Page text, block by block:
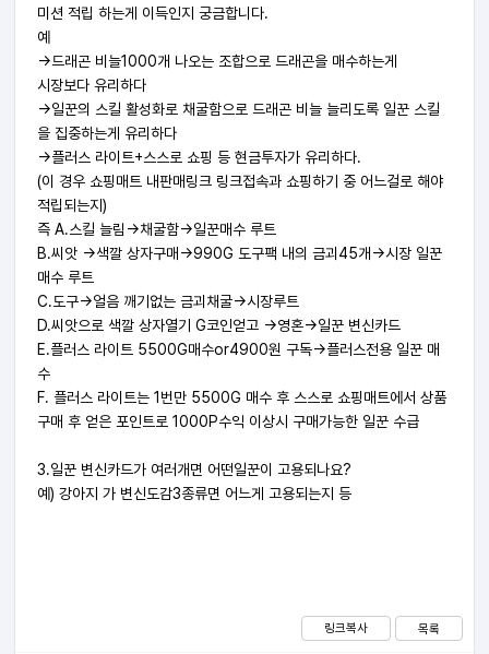
미션 적립 하는게 이득인지 궁금합니다.
예
->드래곤 비늘1000개 나오는 조합으로 드래곤을 매수하는게
시장보다 유리하다
->일꾼의 스킬 활성화로 채굴함으로 드래곤 비늘 늘리도록 일꾼 스킬
을 집중하는게 유리하다
->플러스 라이트+스스로 쇼핑 등 현금투자가 유리하다.
(이 경우 쇼핑매트 내판매링크 링크접속과 쇼핑하기 중 어느걸로 해야
적립되는지)
즉 A.스킬 늘림->채굴함->일꾼매수 루트
B.씨앗 ->색깔 상자구매->990G 도구팩 내의 금괴45개->시장 일꾼
매수 루트
C.도구->얼음 깨기없는 금괴채굴->시장루트
D.씨앗으로 색깔 상자열기 G코인얻고 ->영혼->일꾼 변신카드
E.플러스 라이트 5500G매수or4900원 구독->플러스전용 일꾼 매
수
F. 플러스 라이트는 1번만 5500G 매수 후 스스로 쇼핑매트에서 상품
구매 후 얻은 포인트로 1000P수익 이상시 구매가능한 일꾼 수급
3.일꾼 변신카드가 여러개면 어떤일꾼이 고용되나요?
예) 강아지 가 변신도감3종류면 어느게 고용되는지 등
링크복사 목록